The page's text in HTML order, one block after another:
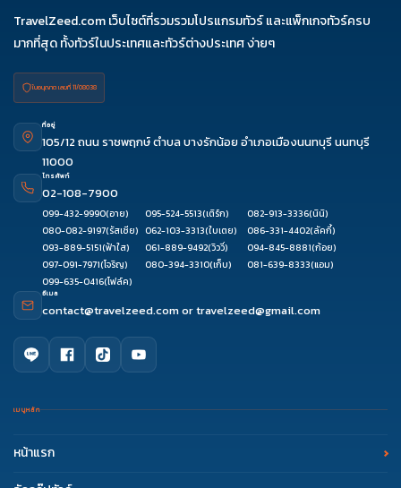
TravelZeed.com เว็บไซต์ที่รวมรวมโปรแกรมทัวร์ และแพ็กเกจทัวร์ครบ
มากที่สุด ทั้งทัวร์ในประเทศและทัวร์ต่างประเทศ ง่ายๆ
ใบอนุญาต เลขที่ 11/08038
ที่อยู่
105/12 ถนน ราชพฤกษ์ ตำบล บางรักน้อย อำเภอเมืองนนทบุรี นนทบุรี
11000
โทรศัพท์
02-108-7900
099-432-9990(อาย) 095-524-5513(เติร์ก) 082-913-3336(นินิ)
080-082-9197(รัสเซีย) 062-103-3313(ใบเตย) 086-331-4402(ลัคกี้)
093-889-5151(ฟ้าใส) 061-889-9492(วิววี่) 094-845-8881(ก้อย)
097-091-7971(โจริญ) 080-394-3310(เก็บ) 081-639-8333(แอม)
099-635-0416(โฟล์ค)
อีเมล
contact@travelzeed.comortravelzeed@gmail.com
เมนูหลัก
หน้าแรก